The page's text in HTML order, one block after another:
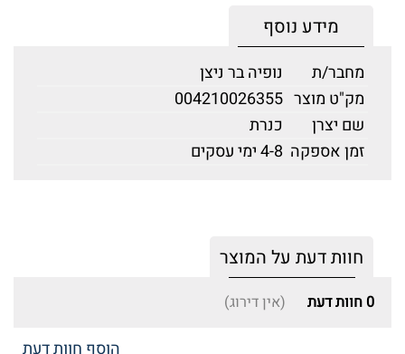
מידע נוסף
מחבר/ת
נופיה בר ניצן
מק"ט מוצר 004210026355
שם יצרן
כנרת
זמן אספקה 4-8 ימי עסקים
חוות דעת על המוצר
0 חוות דעת (אין דירוג)
הוסף חוות דעת